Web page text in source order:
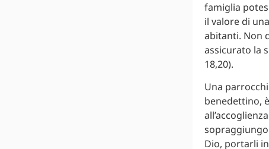
famiglia
il valore di
abitanti. Non
assicurato la
18,20).
Una
benedettino,
Dio, portarli